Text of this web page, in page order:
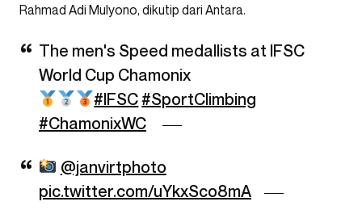
Rahmad Adi Mulyono, dikutip dari Antara.
The men's Speed medallists at IFSC
World Cup Chamonix
#IFSC#SportClimbing
#ChamonixWC
@janvirtphoto
pic.twitter.com/uYkxSco8mA